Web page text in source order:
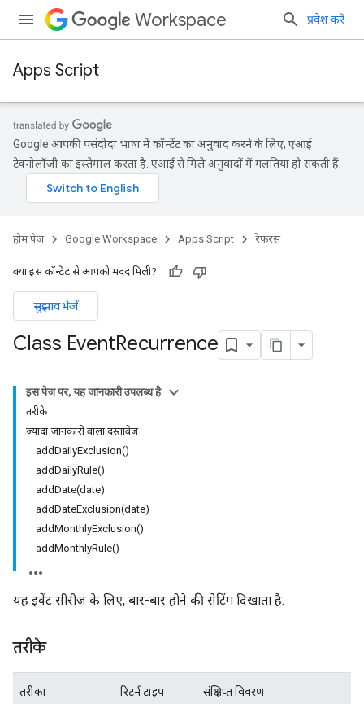
Workspace प्रवेश करें
Apps Script
Google आपकी पसंदीदा भाषा में कॉन्टेंट का अनुवाद करने के लिए, एआई
टेक्नोलॉजी का इस्तेमाल करता है. एआई से मिले अनुवादों में गलतियां हो सकती हैं.
होम पेज Google Workspace Apps Script रेफ़रंस
क्या इस कॉन्टेंट से आपको मदद मिली?
सुझाव भेजें
Class EventRecurrence
इस पेज पर, यह जानकारी उपलब्ध है
तरीके
ज़्यादा जानकारी वाला दस्तावेज़
addDailyExclusion()
addDailyRule()
addDate(date)
addDateExclusion(date)
addMonthlyExclusion()
addMonthlyRule()
यह इवेंट सीरीज़ के लिए, बार-बार होने की सेटिंग दिखाता है.
तरीके
तरीका रिटर्न टाइप संक्षिप्त विवरण